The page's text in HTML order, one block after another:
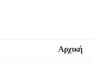
Αρχική